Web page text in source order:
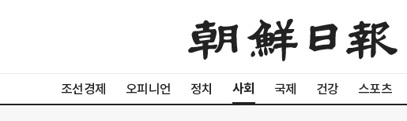
조선경제 오피니언 정치 사회 국제 건강 스포츠